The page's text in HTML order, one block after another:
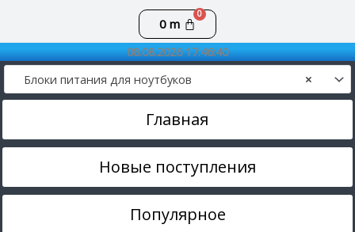
0m
Корзина
08.08.2026 17:46:40
×
Блоки питания для ноутбуков
Главная
Новые поступления
Популярное